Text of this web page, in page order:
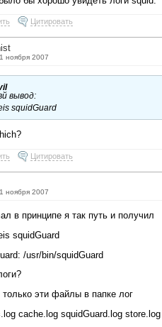
Цитировать
ноября 2007
вывод:
squidGuard
Цитировать
ноября 2007
в принципе я так путь и получил
squidGuard
/usr/bin/squidGuard
эти файлы в папке лог
cache.log squidGuard.log store.log